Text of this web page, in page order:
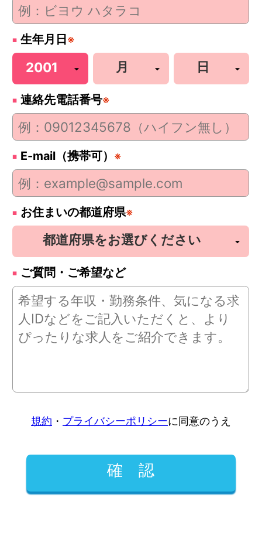
生年月日 ※
連絡先電話番号※
E-mail（携帯可） ※
お住まいの都道府県※
ご質問・ご希望など
規約 ・ プライバシーポリシーに同意のうえ